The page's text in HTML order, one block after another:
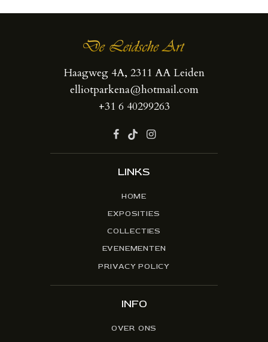
Haagweg 4A, 2311 AA Leiden
elliotparkena@hotmail.com
+31 6 40299263
LINKS
HOME
EXPOSITIES
COLLECTIES
EVENEMENTEN
PRIVACY POLICY
INFO
OVER ONS